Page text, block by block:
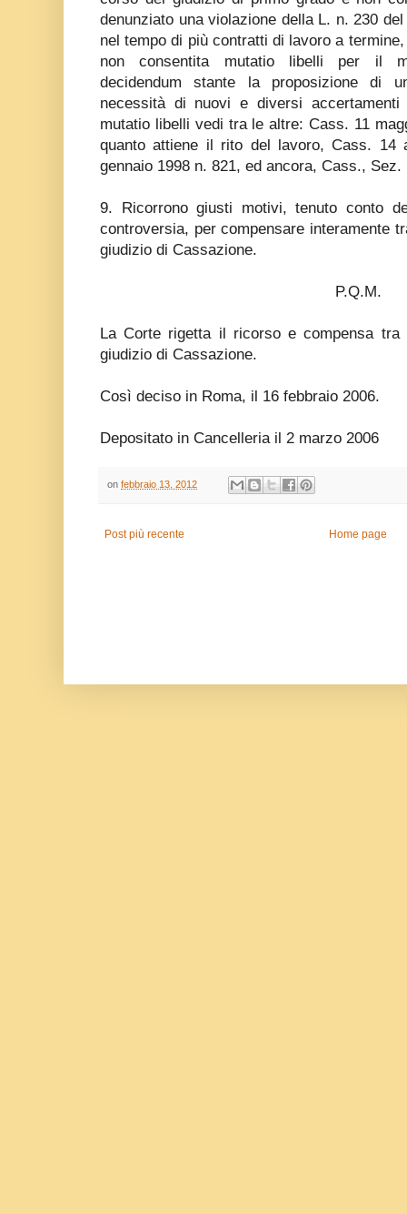
denunziato una violazione della L. n. 230
nel tempo di più contratti di lavoro a
non consentita mutatio libelli per il
decidendum stante la proposizione di
necessità di nuovi e diversi
mutatio libelli vedi tra le altre: Cass. 11
quanto attiene il rito del lavoro, Cass. 14
gennaio 1998 n. 821, ed ancora, Cass.,
9. Ricorrono giusti motivi, tenuto conto
controversia, per compensare interamente
giudizio di Cassazione.
P.Q.M.
La Corte rigetta il ricorso e compensa
giudizio di Cassazione.
Così deciso in Roma, il 16 febbraio 2006.
Depositato in Cancelleria il 2 marzo 2006
on febbraio 13, 2012
Post più recente Home page